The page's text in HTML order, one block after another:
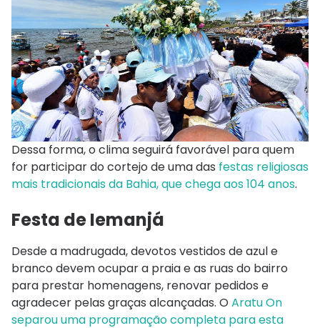
Dessa forma, o clima seguirá favorável para quem
for participar do cortejo de uma das festas religiosas
mais tradicionais da Bahia, que chega aos 104 anos.
Festa de Iemanjá
Desde a madrugada, devotos vestidos de azul e
branco devem ocupar a praia e as ruas do bairro
para prestar homenagens, renovar pedidos e
agradecer pelas graças alcançadas. O Aratu On
separou uma programação completa para esta